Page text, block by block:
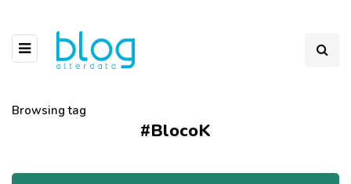
Browsing tag
#BlocoK